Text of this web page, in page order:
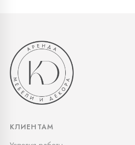
КЛИЕНТАМ